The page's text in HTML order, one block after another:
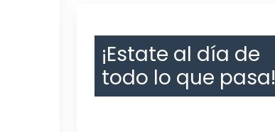
¡Estate al día de
todo lo que pasa!